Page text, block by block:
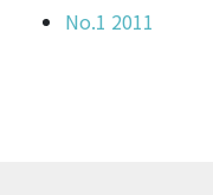
No.1 2011